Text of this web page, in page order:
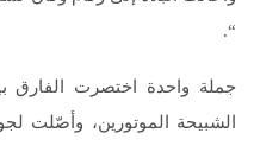
“.
جملة واحدة اختصرت الفارق
الشبيحة الموتورين، وأصّلت